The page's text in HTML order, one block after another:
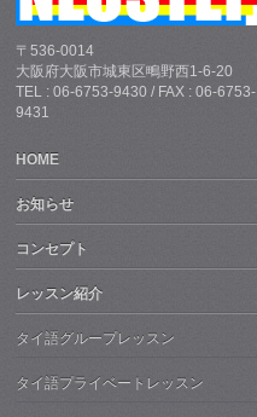
〒536-0014
大阪府大阪市城東区鴫野西1-6-20
TEL : 06-6753-9430 / FAX : 06-6753-
9431
HOME
お知らせ
コンセプト
レッスン紹介
タイ語グループレッスン
タイ語プライベートレッスン